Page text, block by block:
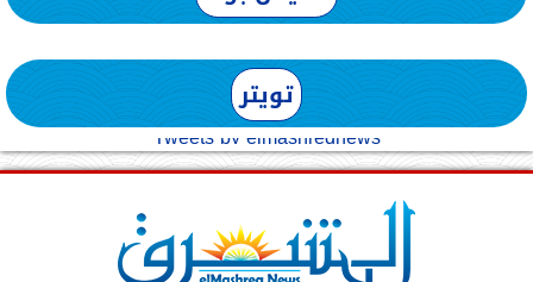
تويتر
Tweets by elmashreqnews